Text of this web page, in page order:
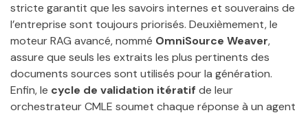
stricte garantit que les savoirs internes et souverains de
l’entreprise sont toujours priorisés. Deuxièmement, le
moteur RAG avancé, nommé OmniSource Weaver,
assure que seuls les extraits les plus pertinents des
documents sources sont utilisés pour la génération.
Enfin, le cycle de validation itératif de leur
orchestrateur CMLE soumet chaque réponse à un agent